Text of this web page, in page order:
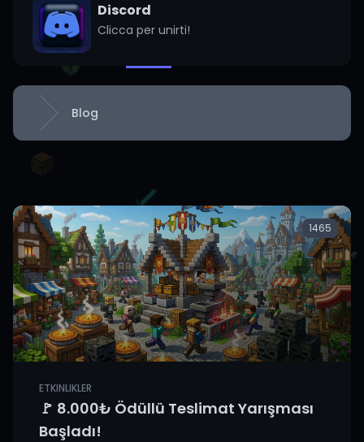
Discord
Clicca per unirti!
Home Blog
1465
ETKINLIKLER
🚩 8.000₺ Ödüllü Teslimat Yarışması
Başladı!